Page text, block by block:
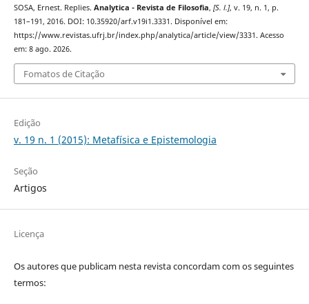
SOSA, Ernest. Replies. Analytica - Revista de Filosofia, [S. l.], v. 19, n. 1, p.
181–191, 2016. DOI: 10.35920/arf.v19i1.3331. Disponível em:
https://www.revistas.ufrj.br/index.php/analytica/article/view/3331. Acesso
em: 8 ago. 2026.
Fomatos de Citação
Edição
v. 19 n. 1 (2015): Metafísica e Epistemologia
Seção
Artigos
Licença
Os autores que publicam nesta revista concordam com os seguintes
termos: